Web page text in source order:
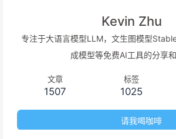
Kevin Zhu
专注于大语言模型LLM，文生图模型
成模型等免费AI工具的分享
文章
1507
标签
1025
请我喝咖啡